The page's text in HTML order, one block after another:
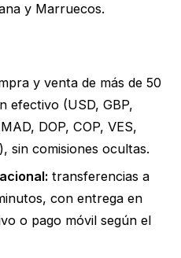
y Marruecos.
y venta de más de 50
efectivo (USD, GBP,
DOP, COP, VES,
sin comisiones ocultas.
transferencias a
con entrega en
o pago móvil según el